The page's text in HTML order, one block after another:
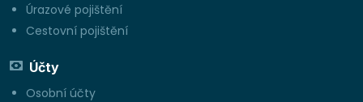
Úrazové pojištění
Cestovní pojištění
Účty
Osobní účty